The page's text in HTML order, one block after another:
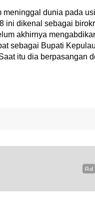
meninggal dunia pada
ini dikenal sebagai
akhirnya
sebagai Bupati
itu dia berpasangan